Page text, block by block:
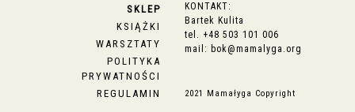
SKLEP
KSIĄŻKI
WARSZTATY
POLITYKA
PRYWATNOŚCI
REGULAMIN
KONTAKT:
Bartek Kulita
tel. +48 503 101 006
mail: bok@mamalyga.org
2021 Mamałyga Copyright